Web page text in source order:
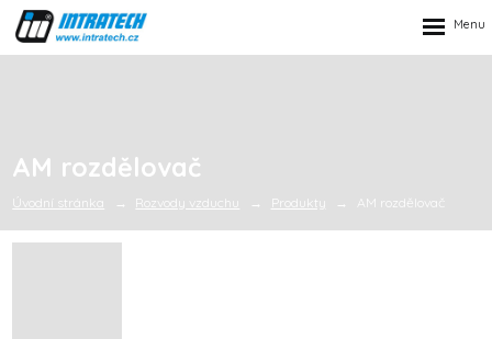
AM rozdělovač
Úvodní stránka Rozvody vzduchu Produkty AM rozdělovač